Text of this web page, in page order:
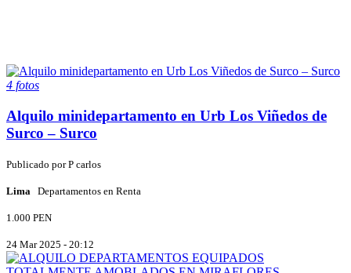
4 fotos
Alquilo minidepartamento en Urb Los Viñedos de
Surco – Surco
Publicado porP carlos
Lima Departamentos en Renta
1.000 PEN
24 Mar 2025 - 20:12